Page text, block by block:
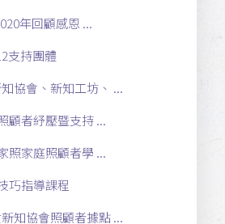
年回顧感恩 ...
支持團體
協會、新知工坊、 ...
顧者紓壓暨支持 ...
照家庭照顧者學 ...
巧指導課程
新知協會照顧者據點 ...